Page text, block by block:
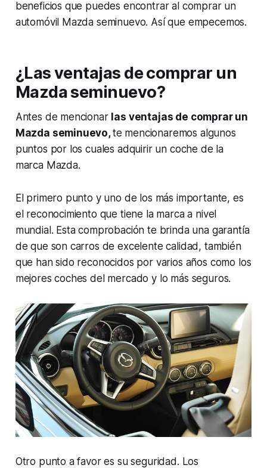
beneficios que puedes encontrar al comprar un
automóvil Mazda seminuevo. Así que empecemos.
¿Las ventajas de comprar un
Mazda seminuevo?
Antes de mencionar las ventajas de comprar un
Mazda seminuevo,te mencionaremos algunos
puntos por los cuales adquirir un coche de la
marca Mazda.
El primero punto y uno de los más importante, es
el reconocimiento que tiene la marca a nivel
mundial. Esta comprobación te brinda una garantía
de que son carros de excelente calidad, también
que han sido reconocidos por varios años como los
mejores coches del mercado y lo más seguros.
Otro punto a favor es su seguridad. Los